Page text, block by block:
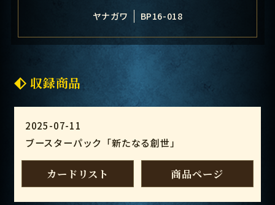
ヤナガワ BP16-018
収録商品
2025-07-11
ブースターパック「新たなる創世」
カードリスト 商品ページ